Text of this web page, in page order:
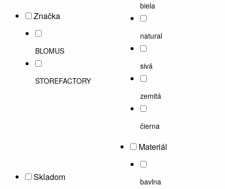
Značka
BLOMUS
STOREFACTORY
biela
natural
sivá
zemitá
čierna
Skladom
Materiál
bavlna